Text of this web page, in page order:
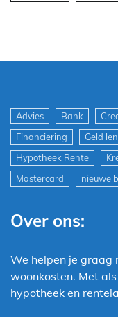
Advies Bank
Financiering
Geld
Hypotheek Rente
Mastercard
nieuwe
Over ons:
We helpen je graag
woonkosten. Met
hypotheek en